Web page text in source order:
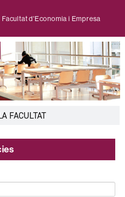
Facultat d'Economia i Empresa
FACULTATDesplegar